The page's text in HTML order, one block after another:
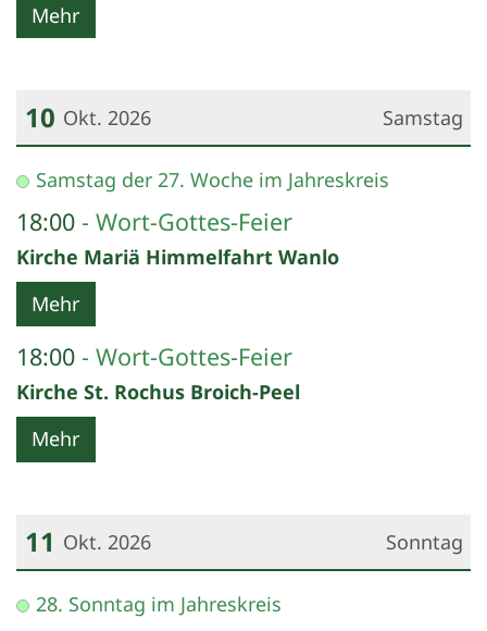
Mehr
Samstag
10 Okt. 2026
Datum: 10. Oktober 2026
Samstag der 27. Woche im Jahreskreis
18:00 Wort-Gottes-Feier
Kirche Mariä Himmelfahrt Wanlo
Mehr
18:00 Wort-Gottes-Feier
Kirche St. Rochus Broich-Peel
Mehr
Sonntag
11 Okt. 2026
Datum: 11. Oktober 2026
28. Sonntag im Jahreskreis